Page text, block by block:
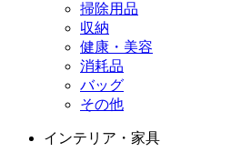
掃除用品
収納
健康・美容
消耗品
バッグ
その他
インテリア・家具